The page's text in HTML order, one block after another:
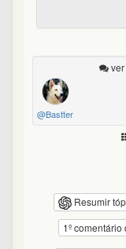
ver
@Bastter
Resumir
1º comentário